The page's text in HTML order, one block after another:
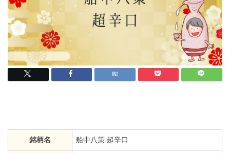
銘柄名 船中八策 超辛口